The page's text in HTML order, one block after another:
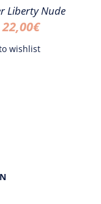
20,00€.10,00€.
Liberty Nude
22,00€